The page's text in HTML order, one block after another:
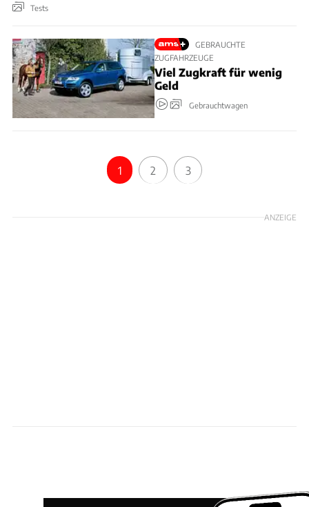
Tests
GEBRAUCHTE
ZUGFAHRZEUGE
Viel Zugkraft für wenig
Geld
Gebrauchtwagen
1 2 3
ANZEIGE